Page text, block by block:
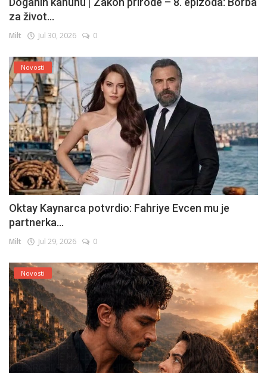
za život...
Milt Jul 30, 2026 0
Novosti
Oktay Kaynarca potvrdio: Fahriye Evcen mu je
partnerka...
Milt Jul 29, 2026 0
Novosti